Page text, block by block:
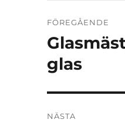
FÖREGÅENDE
Föregående
inlägg:
glas
NÄSTA